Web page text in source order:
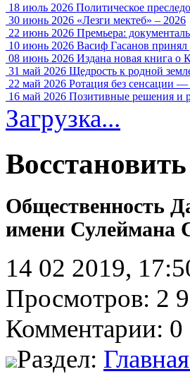
18 июль 2026 Политическое
30 июнь 2026 «Лезги мектеб» – 2026
22 июнь 2026 Премьера:
10 июнь 2026 Васиф Гасанов
08 июнь 2026 Издана новая книга о
31 май 2026 Щедрость к родной
22 май 2026 Ротация без сенсации
16 май 2026 Позитивные решения и
Загрузка...
Общественность
имени Сулеймана
14 02 2019,
Просмотров: 2
Комментарии: 0
Раздел: